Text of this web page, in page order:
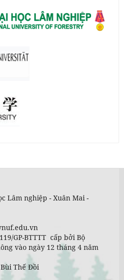
Lâm nghiệp - Xuân Mai -
GP-BTTTT cấp bởi Bộ
vào ngày 12 tháng 4 năm
Thế Đồi